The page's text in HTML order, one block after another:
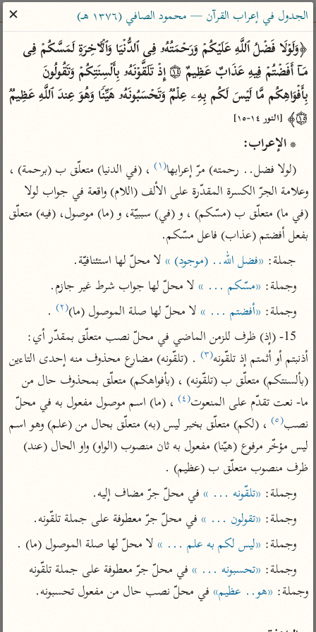
ساهم معنا في نشر القرآن والعلم الشرعي
الباحث القرآني
بحث تفسير علوم مصاحف معاجم
Type 2 or more characters for results.
Type 1 or more
characters for results.
أمّهات
تفسير الطبري
تفسير ابن كثير
تفسير القرطبي
تفسير البغوي
جمع الأقوال
تفسير ابن الجوزي
تفسير الماوردي
منتقاة
تفسير ابن القيم
تفسير ابن تيمية
عامّة
تفسير السمعاني
تفسير مكّي
محاسن التأويل
للقاسمي
عامّة
فتح البيان للقنوجي
فتح القدير للشوكاني
تفسير ابن جزي
موسوعات
تفسير الآلوسي
تفسير الرازي
أخرى
أضواء البيان
نظم الدرر للبقاعي
لغة وبلاغة
التحرير والتنوير
المحرر الوجيز لابن
عطية
البحر المحيط لأبي
حيان
معاصرة
الميسر
المختصر في
تفسير السعدي
أيسر التفاسير
القرآن – تدبر وعمل
تفسير ابن عثيمين
مركَّزة العبارة
تفسير الجلالين
جامع البيان للإيجي
تفسير البيضاوي
الوجيز للواحدي
تفسير ابن أبي زمنين
آثار
موسوعة التفسير
الجدول في إعراب القرآن — محمود الصافي (١٣٧٦ هـ)
✕
بِأَفۡوَاهِكُم مَّا لَیۡسَ لَكُم بِهِۦ عِلۡمࣱ وَتَحۡسَبُونَهُۥ هَیِّنࣰا وَهُوَ عِندَ ٱللَّهِ عَظِیمࣱ
۝١٥﴾
[النور ١٤-١٥]
* الإعراب:
(لولا فضل.. رحمته) مرّ إعرابها(١)
بفعل أفضتم (عذاب) فاعل مسّكم.
جملة: «فضل الله.. (موجود) » لا محلّ لها استئنافيّة.
وجملة: «مسّكم ... » لا محلّ لها جواب شرط غير جازم.
وجملة: «أفضتم ... » لا محلّ لها صلة الموصول (ما)(٢)
.
أذنبتم أو أثمتم إذ تلقّونه(٣)
ما- نعت تقدّم على المنعوت(٤)
نصب(٥)
ظرف منصوب متعلّق ب (عظيم) .
وجملة: «تلقّونه ... » في محلّ جرّ مضاف إليه.
وجملة: «تقولون ... » في محلّ جرّ معطوفة على جملة تلقّونه.
وجملة: «ليس لكم به علم ... » لا محلّ لها صلة الموصول (ما) .
وجملة: «تحسبونه ... »
وجملة: «هو.. عظيم»